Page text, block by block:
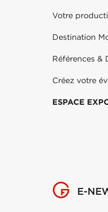
Votre
Destination
Références &
Créez votre
ESPACE
E-